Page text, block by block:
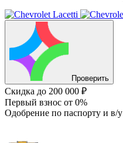
Проверить
Скидка до 200 000 ₽
Первый взнос от 0%
Одобрение по паспорту и в/у